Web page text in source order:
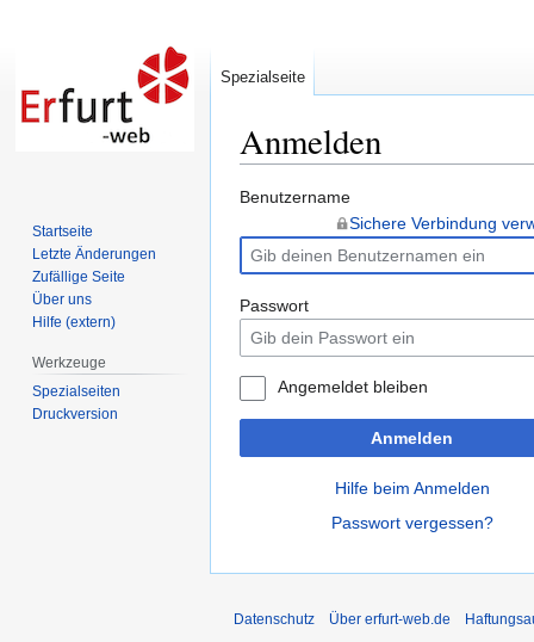
Anmelden
Zur
springen
Zur
springen
Benutzername
Sichere Verbindung
Passwort
Angemeldet bleiben
Anmelden
Hilfe beim Anmelden
Passwort vergessen?
Spezialseite
Startseite
Letzte Änderungen
Zufällige Seite
Über uns
Hilfe (extern)
Werkzeuge
Spezialseiten
Druckversion
Datenschutz Über erfurt-web.de